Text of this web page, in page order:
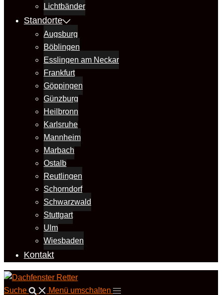
Lichtbänder
Standorte
Augsburg
Böblingen
Esslingen am Neckar
Frankfurt
Göppingen
Günzburg
Heilbronn
Karlsruhe
Mannheim
Marbach
Ostalb
Reutlingen
Schorndorf
Schwarzwald
Stuttgart
Ulm
Wiesbaden
Kontakt
Suche Menü umschalten